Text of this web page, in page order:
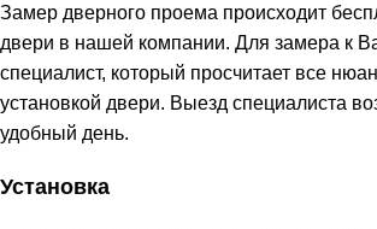
Замер дверного проема происходит
двери в нашей компании. Для замера к
специалист, который просчитает все
установкой двери. Выезд специалиста
удобный день.
Установка